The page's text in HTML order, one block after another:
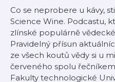
Co se neprobere u kávy,
Science Wine. Podcastu,
zlínské populárně
Pravidelný přísun
ze všech koutů vědy si u
červeného spolu
Fakulty technologické